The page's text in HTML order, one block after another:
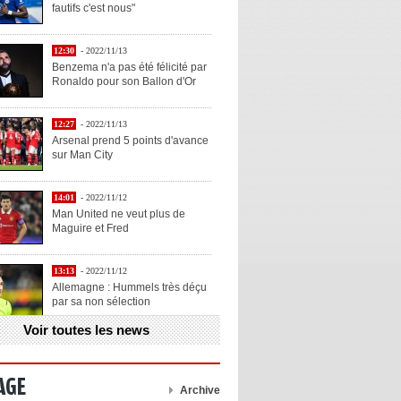
fautifs c'est nous"
12:30 - 2022/11/13
Benzema n'a pas été félicité par
Ronaldo pour son Ballon d'Or
12:27 - 2022/11/13
Arsenal prend 5 points d'avance
sur Man City
14:01 - 2022/11/12
Man United ne veut plus de
Maguire et Fred
13:13 - 2022/11/12
Allemagne : Hummels très déçu
par sa non sélection
13:11 - 2022/11/12
Henry explique la chose qu'il
Voir toutes les news
Archive